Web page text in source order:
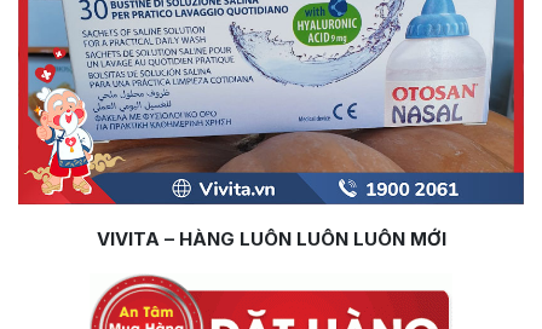
VIVITA – HÀNG LUÔN LUÔN LUÔN MỚI